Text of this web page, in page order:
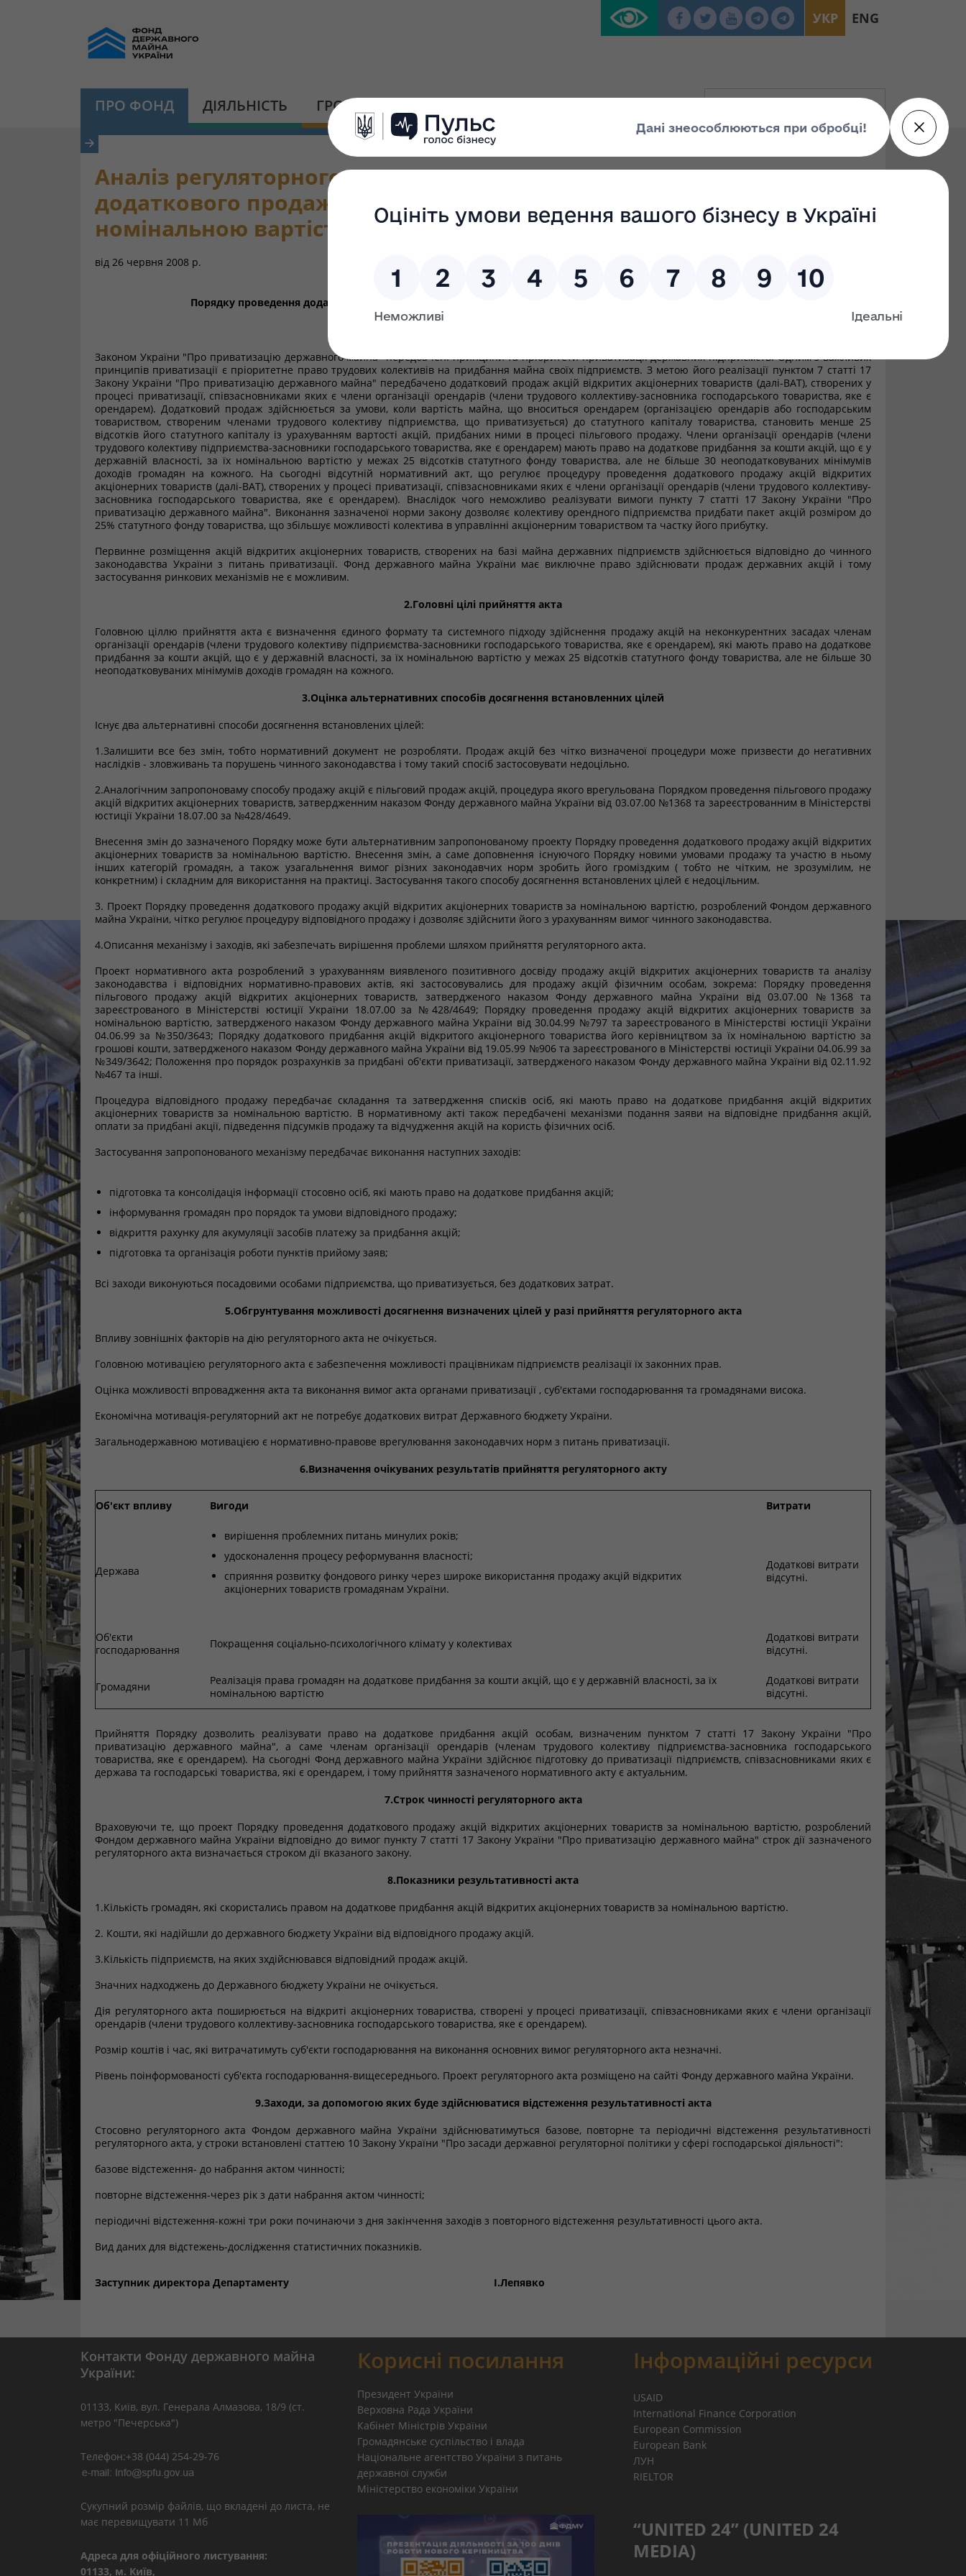
УКР ENG
ПРО ФОНД ДІЯЛЬНІСТЬ ГРОМАДСЬКА ПЛАТФОРМА
Аналіз регуляторного впливу проекту Порядку проведення
додаткового продажу акцій відкритих акціонерних товариств за
номінальною вартістю
від 26 червня 2008 р.
Аналіз регуляторного впливу проекту
Порядку проведення додаткового продажу акцій відкритих акціонерних товариств за номінальною вартістю
Законом України "Про приватизацію державного майна" передбачені принципи та пріоритети приватизації державних підприємств. Одним з важливих
принципів приватизації є пріоритетне право трудових колективів на придбання майна своїх підприємств. З метою його реалізації пунктом 7 статті 17
Закону України "Про приватизацію державного майна" передбачено додатковий продаж акцій відкритих акціонерних товариств (далі-ВАТ), створених у
процесі приватизації, співзасновниками яких є члени організації орендарів (члени трудового коллективу-засновника господарського товариства, яке є
орендарем). Додатковий продаж здійснюється за умови, коли вартість майна, що вноситься орендарем (організацією орендарів або господарським
товариством, створеним членами трудового колективу підприємства, що приватизується) до статутного капіталу товариства, становить менше 25
відсотків його статутного капіталу із урахуванням вартості акцій, придбаних ними в процесі пільгового продажу. Члени організації орендарів (члени
трудового колективу підприємства-засновники господарського товариства, яке є орендарем) мають право на додаткове придбання за кошти акцій, що є у
державній власності, за їх номінальною вартістю у межах 25 відсотків статутного фонду товариства, але не більше 30 неоподатковуваних мінімумів
доходів громадян на кожного. На сьогодні відсутній нормативний акт, що регулює процедуру проведення додаткового продажу акцій відкритих
акціонерних товариств (далі-ВАТ), створених у процесі приватизації, співзасновниками яких є члени організації орендарів (члени трудового коллективу-
засновника господарського товариства, яке є орендарем). Внаслідок чого неможливо реалізувати вимоги пункту 7 статті 17 Закону України "Про
приватизацію державного майна". Виконання зазначеної норми закону дозволяє колективу орендного підприємства придбати пакет акцій розміром до
25% статутного фонду товариства, що збільшує можливості колектива в управлінні акціонерним товариством та частку його прибутку.
Первинне розміщення акцій відкритих акціонерних товариств, створених на базі майна державних підприємств здійснюється відповідно до чинного
законодавства України з питань приватизації. Фонд державного майна України має виключне право здійснювати продаж державних акцій і тому
застосування ринкових механізмів не є можливим.
2.Головні цілі прийняття акта
Головною ціллю прийняття акта є визначення єдиного формату та системного підходу здійснення продажу акцій на неконкурентних засадах членам
організації орендарів (члени трудового колективу підприємства-засновники господарського товариства, яке є орендарем), які мають право на додаткове
придбання за кошти акцій, що є у державній власності, за їх номінальною вартістю у межах 25 відсотків статутного фонду товариства, але не більше 30
неоподатковуваних мінімумів доходів громадян на кожного.
3.Оцінка альтернативних способів досягнення встановленних цілей
Існує два альтернативні способи досягнення встановлених цілей:
1.Залишити все без змін, тобто нормативний документ не розробляти. Продаж акцій без чітко визначеної процедури може призвести до негативних
наслідків - зловживань та порушень чинного законодавства і тому такий спосіб застосовувати недоцільно.
2.Аналогічним запропоноваму способу продажу акцій є пільговий продаж акцій, процедура якого врегульована Порядком проведення пільгового продажу
акцій відкритих акціонерних товариств, затвердженним наказом Фонду державного майна України від 03.07.00 №1368 та зареєстрованним в Міністерстві
юстиції України 18.07.00 за №428/4649.
Внесення змін до зазначеного Порядку може бути альтернативним запропонованому проекту Порядку проведення додаткового продажу акцій відкритих
акціонерних товариств за номінальною вартістю. Внесення змін, а саме доповнення існуючого Порядку новими умовами продажу та участю в ньому
інших категорій громадян, а також узагальнення вимог різних законодавчих норм зробить його громіздким ( тобто не чітким, не зрозумілим, не
конкретним) і складним для використання на практиці. Застосування такого способу досягнення встановлених цілей є недоцільним.
3. Проект Порядку проведення додаткового продажу акцій відкритих акціонерних товариств за номінальною вартістю, розроблений Фондом державного
майна України, чітко регулює процедуру відповідного продажу і дозволяє здійснити його з урахуванням вимог чинного законодавства.
4.Описання механізму і заходів, які забезпечать вирішення проблеми шляхом прийняття регуляторного акта.
Проект нормативного акта розроблений з урахуванням виявленого позитивного досвіду продажу акцій відкритих акціонерних товариств та аналізу
законодавства і відповідних нормативно-правових актів, які застосовувались для продажу акцій фізичним особам, зокрема: Порядку проведення
пільгового продажу акцій відкритих акціонерних товариств, затвердженого наказом Фонду державного майна України від 03.07.00 №1368 та
зареєстрованого в Міністерстві юстиції України 18.07.00 за №428/4649; Порядку проведення продажу акцій відкритих акціонерних товариств за
номінальною вартістю, затвердженого наказом Фонду державного майна України від 30.04.99 №797 та зареєстрованого в Міністерстві юстиції України
04.06.99 за №350/3643; Порядку додаткового придбання акцій відкритого акціонерного товариства його керівництвом за їх номінальною вартістю за
грошові кошти, затвердженого наказом Фонду державного майна України від 19.05.99 №906 та зареєстрованого в Міністерстві юстиції України 04.06.99 за
№349/3642; Положення про порядок розрахунків за придбані об'єкти приватизації, затвердженого наказом Фонду державного майна України від 02.11.92
№467 та інші.
Процедура відповідного продажу передбачає складання та затвердження списків осіб, які мають право на додаткове придбання акцій відкритих
акціонерних товариств за номінальною вартістю. В нормативному акті також передбачені механізми подання заяви на відповідне придбання акцій,
оплати за придбані акції, підведення підсумків продажу та відчудження акцій на користь фізичних осіб.
Застосування запропонованого механізму передбачає виконання наступних заходів:
підготовка та консолідація інформації стосовно осіб, які мають право на додаткове придбання акцій;
інформування громадян про порядок та умови відповідного продажу;
відкриття рахунку для акумуляції засобів платежу за придбання акцій;
підготовка та організація роботи пунктів прийому заяв;
Всі заходи виконуються посадовими особами підприємства, що приватизується, без додаткових затрат.
5.Обгрунтування можливості досягнення визначених цілей у разі прийняття регуляторного акта
Впливу зовнішніх факторів на дію регуляторного акта не очікується.
Головною мотивацією регуляторного акта є забезпечення можливості працівникам підприємств реалізації їх законних прав.
Оцінка можливості впровадження акта та виконання вимог акта органами приватизації , суб'єктами господарювання та громадянами висока.
Економічна мотивація-регуляторний акт не потребує додаткових витрат Державного бюджету України.
Загальнодержавною мотивацією є нормативно-правове врегулювання законодавчих норм з питань приватизації.
6.Визначення очікуваних результатів прийняття регуляторного акту
Об'єкт впливу Вигоди Витрати
Держава
вирішення проблемних питань минулих років;
удосконалення процесу реформування власності;
сприяння розвитку фондового ринку через широке використання продажу акцій відкритих
акціонерних товариств громадянам України.
Додаткові витрати
відсутні.
Об'єкти
господарювання
Покращення соціально-психологічного клімату у колективах
Додаткові витрати
відсутні.
Громадяни
Реалізація права громадян на додаткове придбання за кошти акцій, що є у державній власності, за їх
номінальною вартістю
Додаткові витрати
відсутні.
Прийняття Порядку дозволить реалізувати право на додаткове придбання акцій особам, визначеним пунктом 7 статті 17 Закону України "Про
приватизацію державного майна", а саме членам організації орендарів (членам трудового колективу підприємства-засновника господарського
товариства, яке є орендарем). На сьогодні Фонд державного майна України здійснює підготовку до приватизації підприємств, співзасновниками яких є
держава та господарські товариства, які є орендарем, і тому прийняття зазначеного нормативного акту є актуальним.
7.Строк чинності регуляторного акта
Враховуючи те, що проект Порядку проведення додаткового продажу акцій відкритих акціонерних товариств за номінальною вартістю, розроблений
Фондом державного майна України відповідно до вимог пункту 7 статті 17 Закону України "Про приватизацію державного майна" строк дії зазначеного
регуляторного акта визначається строком дії вказаного закону.
8.Показники результативності акта
1.Кількість громадян, які скористались правом на додаткове придбання акцій відкритих акціонерних товариств за номінальною вартістю.
2. Кошти, які надійшли до державного бюджету України від відповідного продажу акцій.
3.Кількість підприємств, на яких зхдійснювався відповідний продаж акцій.
Значних надходжень до Державного бюджету України не очікується.
Дія регуляторного акта поширюється на відкриті акціонерних товариства, створені у процесі приватизації, співзасновниками яких є члени організації
орендарів (члени трудового коллективу-засновника господарського товариства, яке є орендарем).
Розмір коштів і час, які витрачатимуть суб'єкти господарювання на виконання основних вимог регуляторного акта незначні.
Рівень поінформованості суб'єкта господарювання-вищесереднього. Проект регуляторного акта розміщено на сайті Фонду державного майна України.
9.Заходи, за допомогою яких буде здійснюватися відстеження результативності акта
Стосовно регуляторного акта Фондом державного майна України здійснюватимуться базове, повторне та періодичні відстеження результативності
регуляторного акта, у строки встановлені статтею 10 Закону України "Про засади державної регуляторної політики у сфері господарської діяльності":
базове відстеження- до набрання актом чинності;
повторне відстеження-через рік з дати набрання актом чинності;
періодичні відстеження-кожні три роки починаючи з дня закінчення заходів з повторного відстеження результативності цього акта.
Вид даних для відстежень-дослідження статистичних показників.
Заступник директора Департаменту І.Лепявко
Контакти Фонду державного майна
України:
01133, Kиїв, вул. Генерала Алмазова, 18/9 (ст.
метро "Печерська")
Телефон:+38 (044) 254-29-76
Сукупний розмір файлів, що вкладені до листа, не
має перевищувати 11 Мб
Адреса для офіційного листування:
01133, м. Київ,
Корисні посилання
Президент України
Верховна Рада України
Кабінет Міністрів України
Громадянське суспільство і влада
Національне агентство України з питань
державної служби
Міністерство економіки України
Інформаційні ресурси
USAID
International Finance Corporation
European Commission
European Bank
ЛУН
RIELTOR
“UNITED 24” (UNITED 24
MEDIA)